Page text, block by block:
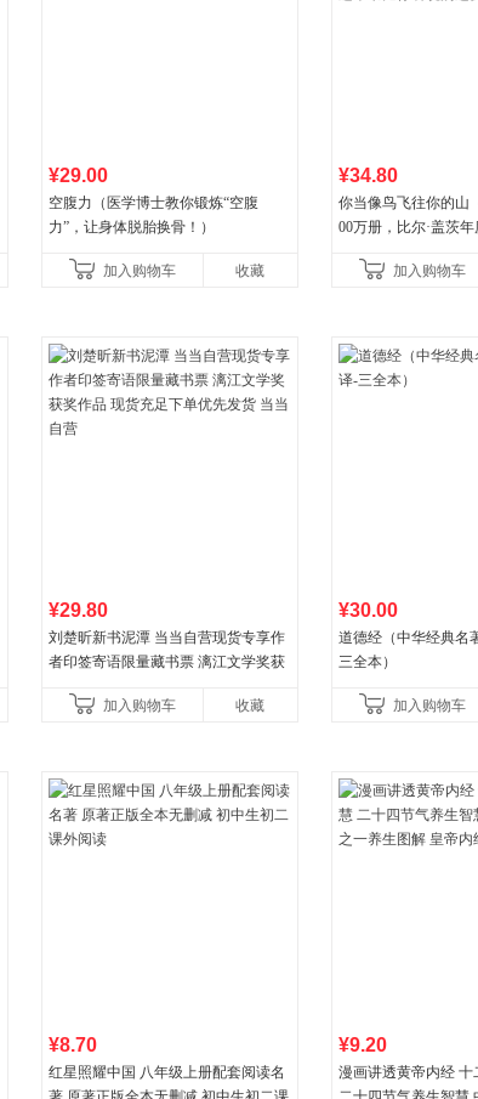
¥29.00
空腹力（医学博士教你锻炼“空腹
力”，让身体脱胎换骨！）
加入购物车 收藏
¥34.80
你当像鸟飞往你的山
00万册，比尔·盖茨
比你听说的还要
加入购物车
¥29.80
刘楚昕新书泥潭 当当自营现货专享作
者印签寄语限量藏书票 漓江文学奖获
加入购物车 收藏
¥30.00
道德经（中华经典名
三全本）
加入购物车
¥8.70
红星照耀中国 八年级上册配套阅读名
¥9.20
漫画讲透黄帝内经